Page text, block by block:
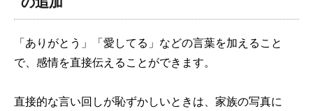
「ありがとう」「愛してる」などの言葉を加えること
で、感情を直接伝えることができます。
直接的な言い回しが恥ずかしいときは、家族の写真に